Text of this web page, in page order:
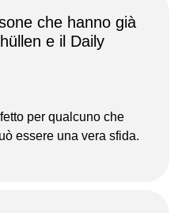
che hanno già
e il Daily
per qualcuno che
essere una vera sfida.